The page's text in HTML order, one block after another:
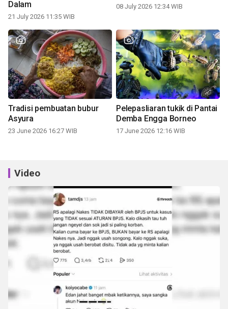
Dalam
21 July 2026 11:35 WIB
08 July 2026 12:34 WIB
Tradisi pembuatan bubur
Asyura
23 June 2026 16:27 WIB
Pelepasliaran tukik di Pantai
Demba Engga Borneo
17 June 2026 12:16 WIB
Video